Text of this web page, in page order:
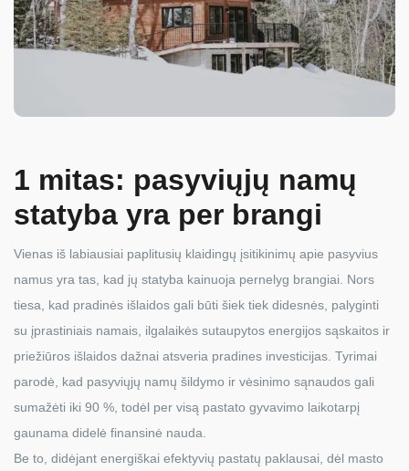
1 mitas: pasyviųjų namų
statyba yra per brangi
Vienas iš labiausiai paplitusių klaidingų įsitikinimų apie pasyvius
namus yra tas, kad jų statyba kainuoja pernelyg brangiai. Nors
tiesa, kad pradinės išlaidos gali būti šiek tiek didesnės, palyginti
su įprastiniais namais, ilgalaikės sutaupytos energijos sąskaitos ir
priežiūros išlaidos dažnai atsveria pradines investicijas. Tyrimai
parodė, kad pasyviųjų namų šildymo ir vėsinimo sąnaudos gali
sumažėti iki 90 %, todėl per visą pastato gyvavimo laikotarpį
gaunama didelė finansinė nauda.
Be to, didėjant energiškai efektyvių pastatų paklausai, dėl masto